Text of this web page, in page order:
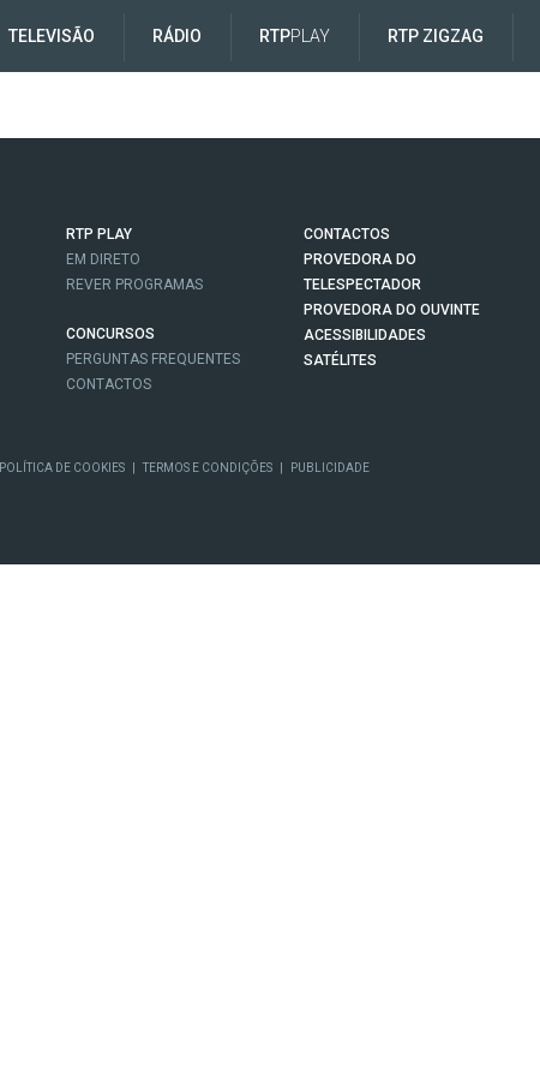
TELEVISÃO RÁDIO RTPPLAY RTP ZIGZAG
RTP PLAY
EM DIRETO
REVER PROGRAMAS
CONCURSOS
PERGUNTAS FREQUENTES
CONTACTOS
CONTACTOS
PROVEDORA DO
TELESPECTADOR
PROVEDORA DO OUVINTE
ACESSIBILIDADES
SATÉLITES
POLÍTICA DE COOKIES TERMOS E CONDIÇÕES PUBLICIDADE